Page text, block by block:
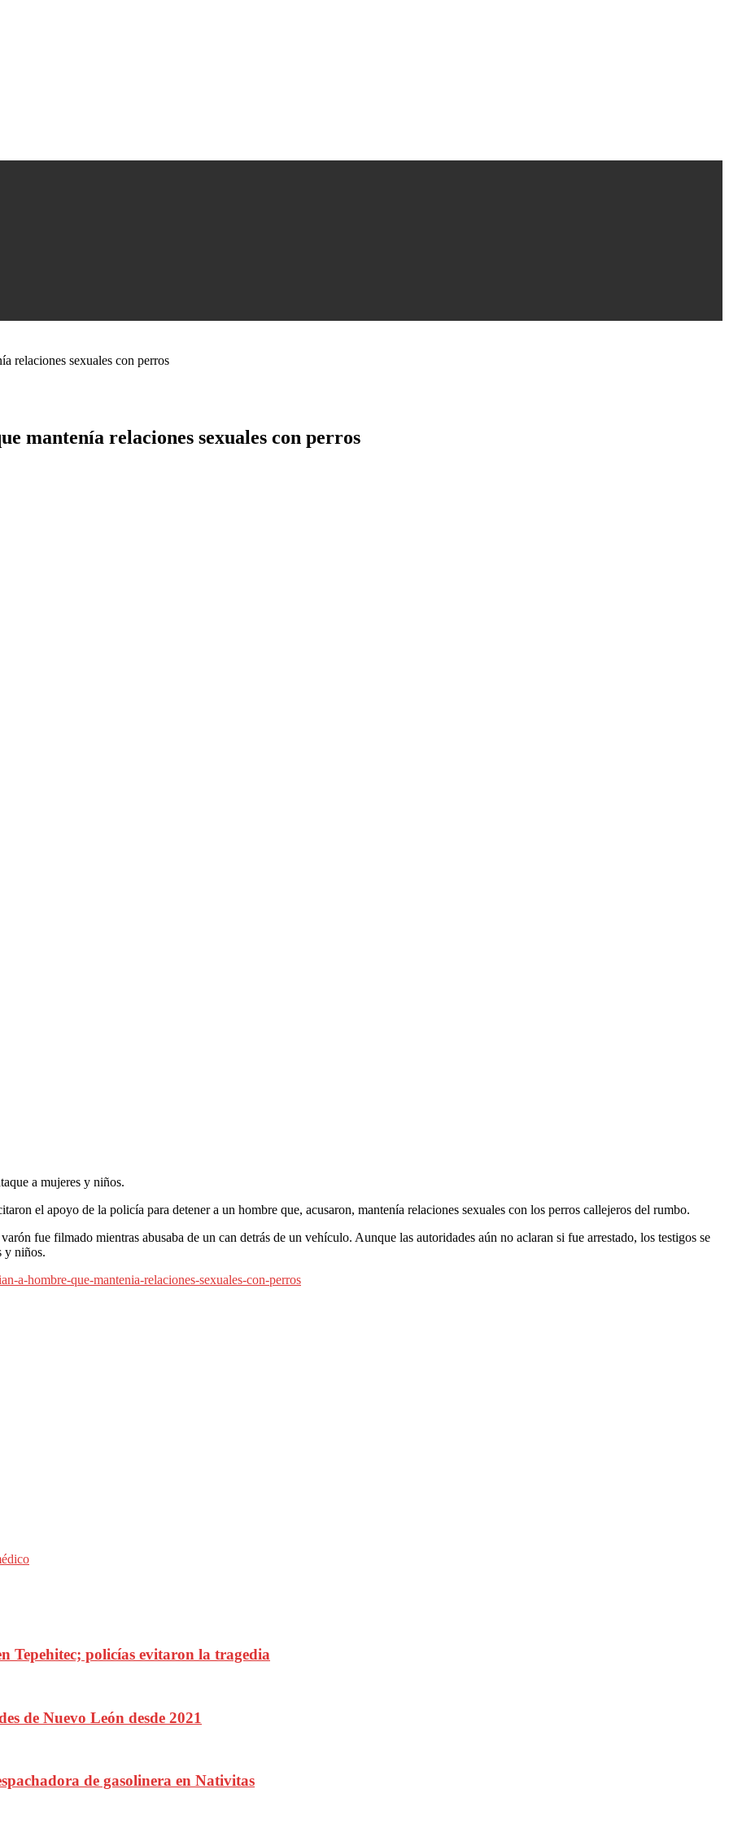
relaciones sexuales con perros
mantenía relaciones sexuales con perros
a mujeres y niños.
el apoyo de la policía para detener a un hombre que, acusaron, mantenía relaciones sexuales con los perros callejeros del rumbo.
fue filmado mientras abusaba de un can detrás de un vehículo. Aunque las autoridades aún no aclaran si fue arrestado, los testigos se
y niños.
a-hombre-que-mantenia-relaciones-sexuales-con-perros
Tepehitec; policías evitaron la tragedia
de Nuevo León desde 2021
de gasolinera en Nativitas